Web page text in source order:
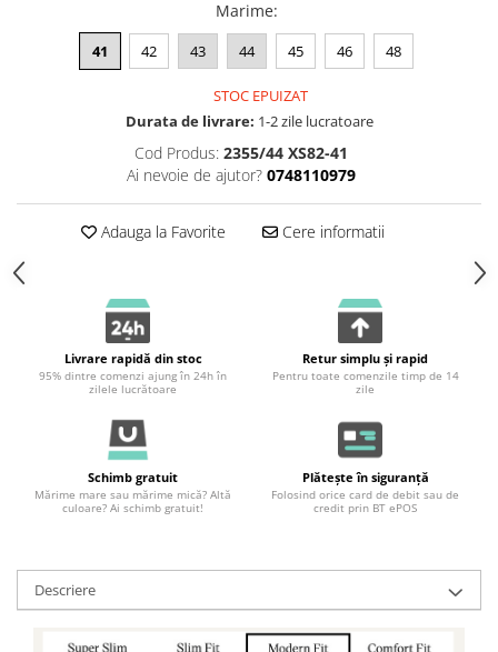
Marime:
41 42 43 44 45 46 48
STOC EPUIZAT
Durata de livrare: 1-2 zile lucratoare
Cod Produs: 2355/44 XS82-41
Ai nevoie de ajutor? 0748110979
Adauga la Favorite Cere informatii
Livrare rapidă din stoc
95% dintre comenzi ajung în 24h în
zilele lucrătoare
Retur simplu și rapid
Pentru toate comenzile timp de 14
zile
Schimb gratuit
Mărime mare sau mărime mică? Altă
culoare? Ai schimb gratuit!
Plătește în siguranță
Folosind orice card de debit sau de
credit prin BT ePOS
Descriere